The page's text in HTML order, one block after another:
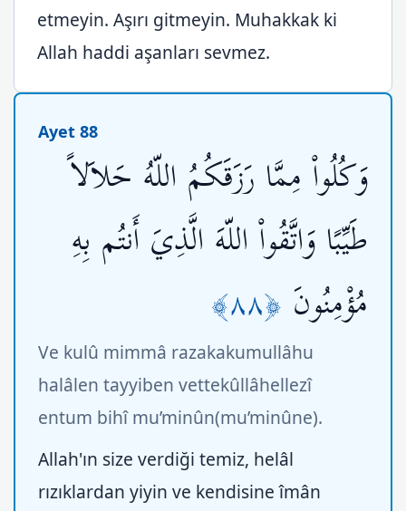
etmeyin. Aşırı gitmeyin. Muhakkak ki
Allah haddi aşanları sevmez.
Ayet 88
وَكُلُواْ مِمَّا رَزَقَكُمُ اللّهُ حَلاَلاً
طَيِّبًا وَاتَّقُواْ اللّهَ الَّذِيَ أَنتُم بِهِ
مُؤْمِنُونَ ﴿٨٨﴾
Ve kulû mimmâ razakakumullâhu
halâlen tayyiben vettekûllâhellezî
entum bihî mu’minûn(mu’minûne).
Allah'ın size verdiği temiz, helâl
rızıklardan yiyin ve kendisine îmân